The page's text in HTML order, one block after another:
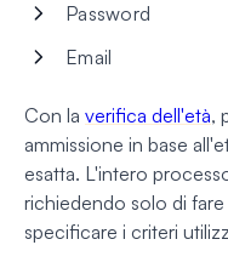
Password
Email
Con la verifica dell'età,
ammissione in base
esatta. L'intero
richiedendo solo di
specificare i criteri